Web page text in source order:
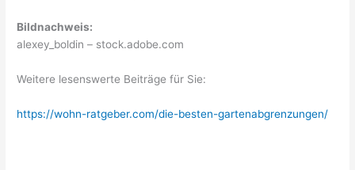
Bildnachweis:
alexey_boldin – stock.adobe.com
Weitere lesenswerte Beiträge für Sie:
https://wohn-ratgeber.com/die-besten-gartenabgrenzungen/